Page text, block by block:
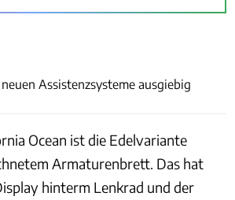
Assistenzsysteme ausgiebig
Ocean ist die Edelvariante
Armaturenbrett. Das hat
hinterm Lenkrad und der